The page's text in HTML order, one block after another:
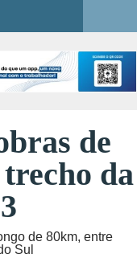
de
da
de 80km, entre
Sul